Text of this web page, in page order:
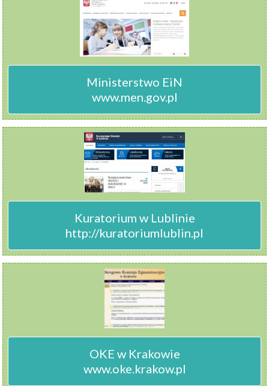
Ministerstwo EiN
www.men.gov.pl
Kuratorium w Lublinie
http://kuratoriumlublin.pl
OKE w Krakowie
www.oke.krakow.pl